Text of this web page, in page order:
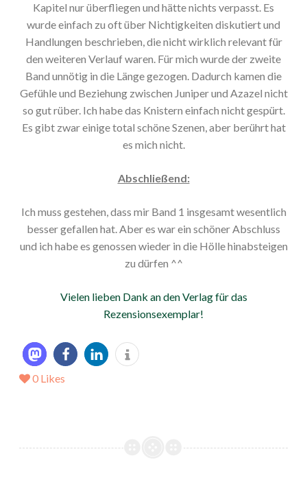
Kapitel nur überfliegen und hätte nichts verpasst. Es
wurde einfach zu oft über Nichtigkeiten diskutiert und
Handlungen beschrieben, die nicht wirklich relevant für
den weiteren Verlauf waren. Für mich wurde der zweite
Band unnötig in die Länge gezogen. Dadurch kamen die
Gefühle und Beziehung zwischen Juniper und Azazel nicht
so gut rüber. Ich habe das Knistern einfach nicht gespürt.
Es gibt zwar einige total schöne Szenen, aber berührt hat
es mich nicht.
Abschließend:
Ich muss gestehen, dass mir Band 1 insgesamt wesentlich
besser gefallen hat. Aber es war ein schöner Abschluss
und ich habe es genossen wieder in die Hölle hinabsteigen
zu dürfen ^^
Vielen lieben Dank an den Verlag für das
Rezensionsexemplar!
0 Likes